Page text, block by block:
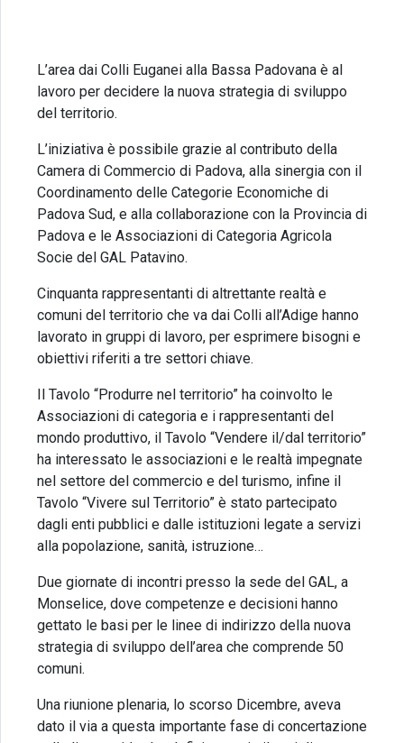
L’area dai Colli Euganei alla Bassa Padovana è al
lavoro per decidere la nuova strategia di sviluppo
del territorio.
L’iniziativa è possibile grazie al contributo della
Camera di Commercio di Padova, alla sinergia con il
Coordinamento delle Categorie Economiche di
Padova Sud, e alla collaborazione con la Provincia di
Padova e le Associazioni di Categoria Agricola
Socie del GAL Patavino.
Cinquanta rappresentanti di altrettante realtà e
comuni del territorio che va dai Colli all’Adige hanno
lavorato in gruppi di lavoro, per esprimere bisogni e
obiettivi riferiti a tre settori chiave.
Il Tavolo “Produrre nel territorio” ha coinvolto le
Associazioni di categoria e i rappresentanti del
mondo produttivo, il Tavolo “Vendere il/dal territorio”
ha interessato le associazioni e le realtà impegnate
nel settore del commercio e del turismo, infine il
Tavolo “Vivere sul Territorio” è stato partecipato
dagli enti pubblici e dalle istituzioni legate a servizi
alla popolazione, sanità, istruzione…
Due giornate di incontri presso la sede del GAL, a
Monselice, dove competenze e decisioni hanno
gettato le basi per le linee di indirizzo della nuova
strategia di sviluppo dell’area che comprende 50
comuni.
Una riunione plenaria, lo scorso Dicembre, aveva
dato il via a questa importante fase di concertazione